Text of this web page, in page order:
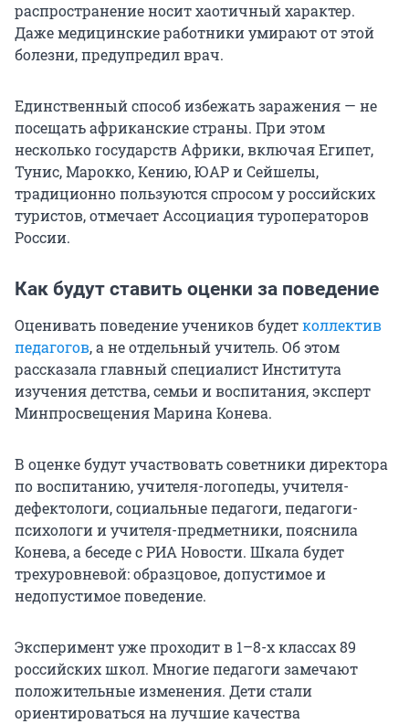
распространение носит хаотичный характер.
Даже медицинские работники умирают от этой
болезни, предупредил врач.
Единственный способ избежать заражения — не
посещать африканские страны. При этом
несколько государств Африки, включая Египет,
Тунис, Марокко, Кению, ЮАР и Сейшелы,
традиционно пользуются спросом у российских
туристов, отмечает Ассоциация туроператоров
России.
Как будут ставить оценки за поведение
Оценивать поведение учеников будетколлектив
педагогов, а не отдельный учитель. Об этом
рассказала главный специалист Института
изучения детства, семьи и воспитания, эксперт
Минпросвещения Марина Конева.
В оценке будут участвовать советники директора
по воспитанию, учителя-логопеды, учителя-
дефектологи, социальные педагоги, педагоги-
психологи и учителя-предметники, пояснила
Конева, а беседе с РИА Новости. Шкала будет
трехуровневой: образцовое, допустимое и
недопустимое поведение.
Эксперимент уже проходит в 1–8-х классах 89
российских школ. Многие педагоги замечают
положительные изменения. Дети стали
ориентироваться на лучшие качества